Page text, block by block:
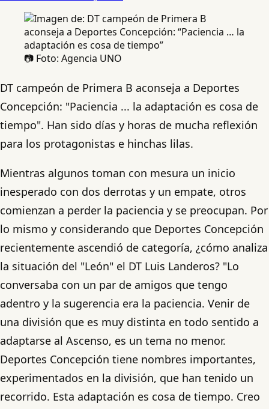
📷 Foto: Agencia UNO
DT campeón de Primera B aconseja a Deportes
Concepción: "Paciencia ... la adaptación es cosa de
tiempo". Han sido días y horas de mucha reflexión
para los protagonistas e hinchas lilas.
Mientras algunos toman con mesura un inicio
inesperado con dos derrotas y un empate, otros
comienzan a perder la paciencia y se preocupan. Por
lo mismo y considerando que Deportes Concepción
recientemente ascendió de categoría, ¿cómo analiza
la situación del "León" el DT Luis Landeros? "Lo
conversaba con un par de amigos que tengo
adentro y la sugerencia era la paciencia. Venir de
una división que es muy distinta en todo sentido a
adaptarse al Ascenso, es un tema no menor.
Deportes Concepción tiene nombres importantes,
experimentados en la división, que han tenido un
recorrido. Esta adaptación es cosa de tiempo. Creo